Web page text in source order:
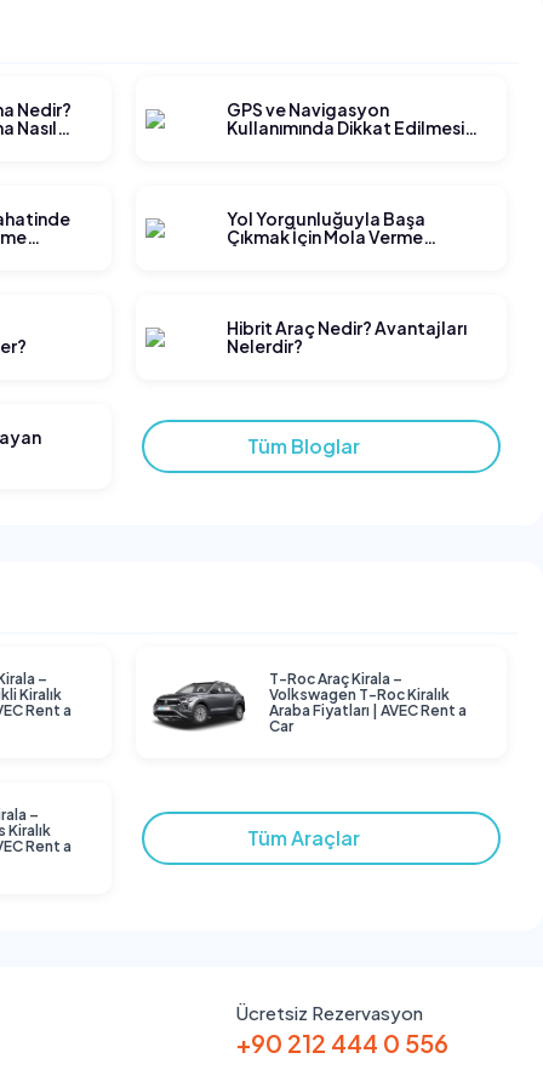
Nedir?
Nasıl
GPS ve Navigasyon
Kullanımında Dikkat Edilmesi
Yol Yorgunluğuyla Başa
Çıkmak İçin Mola Verme
Hibrit Araç Nedir? Avantajları
Nelerdir?
Tüm Bloglar
–
Kiralık
Rent a
T-Roc Araç Kirala –
Volkswagen T-Roc Kiralık
Araba Fiyatları | AVEC Rent a
Car
–
Kiralık
Rent a
Tüm Araçlar
Ücretsiz Rezervasyon
+90 212 444 0 556